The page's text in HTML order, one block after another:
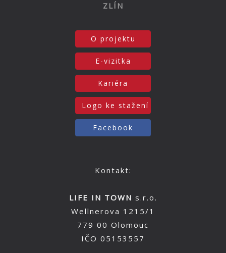
ZLÍN
O projektu
E-vizitka
Kariéra
Logo ke stažení
Facebook
Kontakt:
LIFE IN TOWN s.r.o.
Wellnerova 1215/1
779 00 Olomouc
IČO 05153557